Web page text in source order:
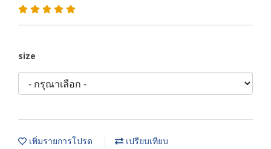
size
เพิ่มรายการโปรด เปรียบเทียบ